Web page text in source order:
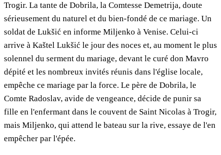
Trogir. La tante de Dobrila, la Comtesse Demetrija, doute
sérieusement du naturel et du bien-fondé de ce mariage. Un
soldat de Lukšić en informe Miljenko à Venise. Celui-ci
arrive à Kaštel Lukšić le jour des noces et, au moment le plus
solennel du serment du mariage, devant le curé don Mavro
dépité et les nombreux invités réunis dans l'église locale,
empêche ce mariage par la force. Le père de Dobrila, le
Comte Radoslav, avide de vengeance, décide de punir sa
fille en l'enfermant dans le couvent de Saint Nicolas à Trogir,
mais Miljenko, qui attend le bateau sur la rive, essaye de l'en
empêcher par l'épée.